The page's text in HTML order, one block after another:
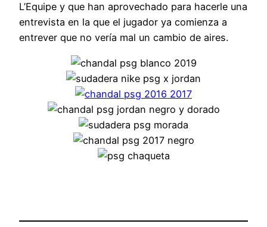
L’Equipe y que han aprovechado para hacerle una
entrevista en la que el jugador ya comienza a
entrever que no vería mal un cambio de aires.